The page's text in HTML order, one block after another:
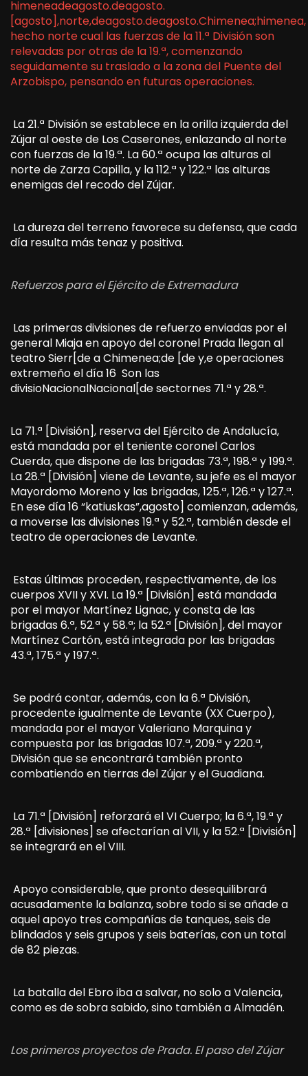
himeneadeagosto.deagosto.
[agosto],norte,deagosto.deagosto.Chimenea;himenea,
hecho norte cual las fuerzas de la 11.ª División son
relevadas por otras de la 19.ª, comenzando
seguidamente su traslado a la zona del Puente del
Arzobispo, pensando en futuras operaciones.
La 21.ª División se establece en la orilla izquierda del
Zújar al oeste de Los Caserones, enlazando al norte
con fuerzas de la 19.ª. La 60.ª ocupa las alturas al
norte de Zarza Capilla, y la 112.ª y 122.ª las alturas
enemigas del recodo del Zújar.
La dureza del terreno favorece su defensa, que cada
día resulta más tenaz y positiva.
Refuerzos para el Ejército de Extremadura
Las primeras divisiones de refuerzo enviadas por el
general Miaja en apoyo del coronel Prada llegan al
teatro Sierr[de a Chimenea;de [de y,e operaciones
extremeño el día 16 Son las
divisioNacionalNacional[de sectornes 71.ª y 28.ª.
La 71.ª [División], reserva del Ejército de Andalucía,
está mandada por el teniente coronel Carlos
Cuerda, que dispone de las brigadas 73.ª, 198.ª y 199.ª.
La 28.ª [División] viene de Levante, su jefe es el mayor
Mayordomo Moreno y las brigadas, 125.ª, 126.ª y 127.ª.
En ese día 16 “katiuskas”,agosto] comienzan, además,
a moverse las divisiones 19.ª y 52.ª, también desde el
teatro de operaciones de Levante.
Estas últimas proceden, respectivamente, de los
cuerpos XVII y XVI. La 19.ª [División] está mandada
por el mayor Martínez Lignac, y consta de las
brigadas 6.ª, 52.ª y 58.ª; la 52.ª [División], del mayor
Martínez Cartón, está integrada por las brigadas
43.ª, 175.ª y 197.ª.
Se podrá contar, además, con la 6.ª División,
procedente igualmente de Levante (XX Cuerpo),
mandada por el mayor Valeriano Marquina y
compuesta por las brigadas 107.ª, 209.ª y 220.ª,
División que se encontrará también pronto
combatiendo en tierras del Zújar y el Guadiana.
La 71.ª [División] reforzará el VI Cuerpo; la 6.ª, 19.ª y
28.ª [divisiones] se afectarían al VII, y la 52.ª [División]
se integrará en el VIII.
Apoyo considerable, que pronto desequilibrará
acusadamente la balanza, sobre todo si se añade a
aquel apoyo tres compañías de tanques, seis de
blindados y seis grupos y seis baterías, con un total
de 82 piezas.
La batalla del Ebro iba a salvar, no solo a Valencia,
como es de sobra sabido, sino también a Almadén.
Los primeros proyectos de Prada. El paso del Zújar